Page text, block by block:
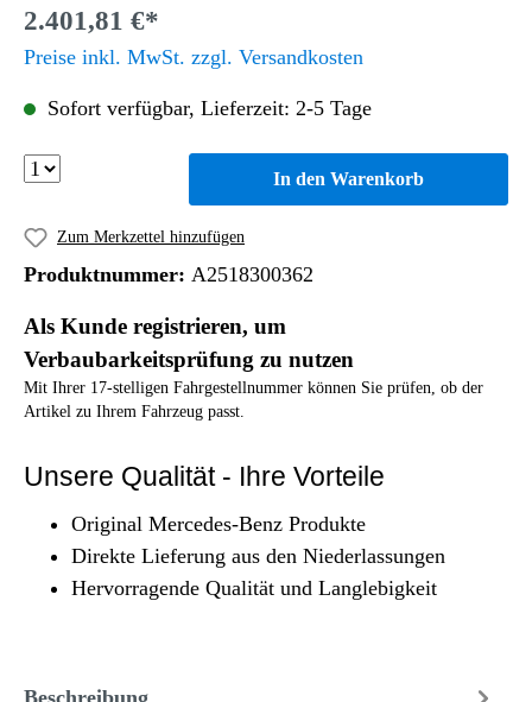
2.401,81 €*
Preise inkl. MwSt. zzgl. Versandkosten
Sofort verfügbar, Lieferzeit: 2-5 Tage
In den Warenkorb
Zum Merkzettel hinzufügen
Produktnummer: A2518300362
Als Kunde registrieren, um
Verbaubarkeitsprüfung zu nutzen
Mit Ihrer 17-stelligen Fahrgestellnummer können Sie prüfen, ob der
Artikel zu Ihrem Fahrzeug passt.
Unsere Qualität - Ihre Vorteile
Original Mercedes-Benz Produkte
Direkte Lieferung aus den Niederlassungen
Hervorragende Qualität und Langlebigkeit
Beschreibung